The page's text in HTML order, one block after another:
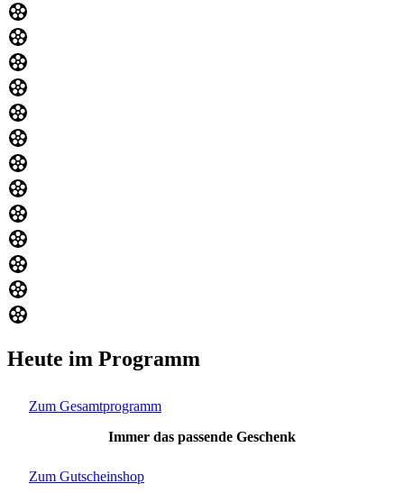
Heute im Programm
Zum Gesamtprogramm
Immer das passende Geschenk
Zum Gutscheinshop